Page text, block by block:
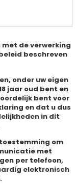
de verwerking
beschreven
onder uw eigen
jaar oud bent en
bent voor
en dat u dus
in dit
om
met
per telefoon,
elektronisch